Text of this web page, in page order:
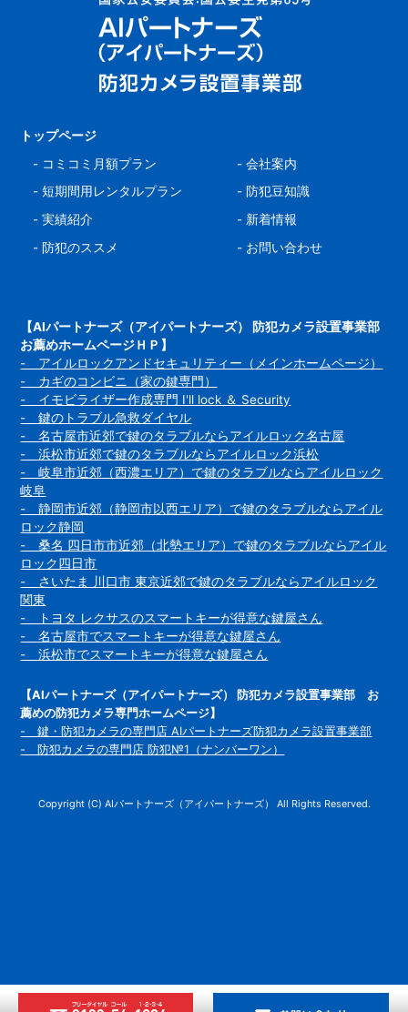
トップページ
- コミコミ月額プラン
-短期間用レンタルプラン
-実績紹介
- 防犯のススメ
-会社案内
- 防犯豆知識
- 新着情報
- お問い合わせ
【AIパートナーズ（アイパートナーズ） 防犯カメラ設置事業部
お薦めホームページＨＰ】
- アイルロックアンドセキュリティー（メインホームページ）
- カギのコンビニ（家の鍵専門）
- イモビライザー作成専門 I'll lock ＆ Security
- 鍵のトラブル急救ダイヤル
- 名古屋市近郊で鍵のタラブルならアイルロック名古屋
- 浜松市近郊で鍵のタラブルならアイルロック浜松
- 岐阜市近郊（西濃エリア）で鍵のタラブルならアイルロック
岐阜
- 静岡市近郊（静岡市以西エリア）で鍵のタラブルならアイル
ロック静岡
- 桑名 四日市市近郊（北勢エリア）で鍵のタラブルならアイル
ロック四日市
- さいたま 川口市 東京近郊で鍵のタラブルならアイルロック
関東
- トヨタ レクサスのスマートキーが得意な鍵屋さん
- 名古屋市でスマートキーが得意な鍵屋さん
- 浜松市でスマートキーが得意な鍵屋さん
【AIパートナーズ（アイパートナーズ） 防犯カメラ設置事業部 お
薦めの防犯カメラ専門ホームページ】
- 鍵・防犯カメラの専門店 AIパートナーズ防犯カメラ設置事業部
- 防犯カメラの専門店 防犯№1（ナンバーワン）
Copyright (C) AIパートナーズ（アイパートナーズ） All Rights Reserved.